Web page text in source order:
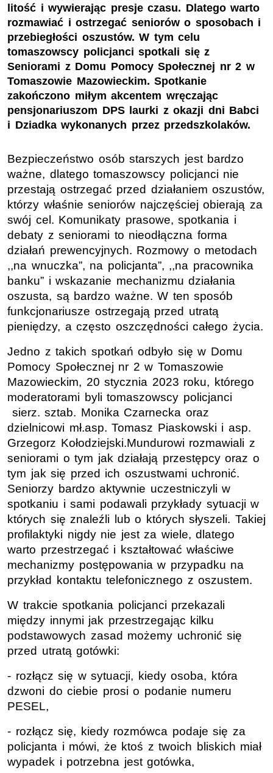
litość i wywierając presje czasu. Dlatego warto
rozmawiać i ostrzegać seniorów o sposobach i
przebiegłości oszustów. W tym celu
tomaszowscy policjanci spotkali się z
Seniorami z Domu Pomocy Społecznej nr 2 w
Tomaszowie Mazowieckim. Spotkanie
zakończono miłym akcentem wręczając
pensjonariuszom DPS laurki z okazji dni Babci
i Dziadka wykonanych przez przedszkolaków.
Bezpieczeństwo osób starszych jest bardzo
ważne, dlatego tomaszowscy policjanci nie
przestają ostrzegać przed działaniem oszustów,
którzy właśnie seniorów najczęściej obierają za
swój cel. Komunikaty prasowe, spotkania i
debaty z seniorami to nieodłączna forma
działań prewencyjnych. Rozmowy o metodach
,,na wnuczka”, na policjanta”, ,,na pracownika
banku” i wskazanie mechanizmu działania
oszusta, są bardzo ważne. W ten sposób
funkcjonariusze ostrzegają przed utratą
pieniędzy, a często oszczędności całego życia.
Jedno z takich spotkań odbyło się w Domu
Pomocy Społecznej nr 2 w Tomaszowie
Mazowieckim, 20 stycznia 2023 roku, którego
moderatorami byli tomaszowscy policjanci
sierz. sztab. Monika Czarnecka oraz
dzielnicowi mł.asp. Tomasz Piaskowski i asp.
Grzegorz Kołodziejski.Mundurowi rozmawiali z
seniorami o tym jak działają przestępcy oraz o
tym jak się przed ich oszustwami uchronić.
Seniorzy bardzo aktywnie uczestniczyli w
spotkaniu i sami podawali przykłady sytuacji w
których się znaleźli lub o których słyszeli. Takiej
profilaktyki nigdy nie jest za wiele, dlatego
warto przestrzegać i kształtować właściwe
mechanizmy postępowania w przypadku na
przykład kontaktu telefonicznego z oszustem.
W trakcie spotkania policjanci przekazali
między innymi jak przestrzegając kilku
podstawowych zasad możemy uchronić się
przed utratą gotówki:
- rozłącz się w sytuacji, kiedy osoba, która
dzwoni do ciebie prosi o podanie numeru
PESEL,
- rozłącz się, kiedy rozmówca podaje się za
policjanta i mówi, że ktoś z twoich bliskich miał
wypadek i potrzebna jest gotówka,